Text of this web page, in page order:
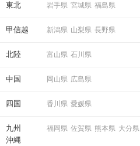
東北 岩手県 宮城県 福島県
甲信越 新潟県 山梨県 長野県
北陸 富山県 石川県
中国 岡山県 広島県
四国 香川県 愛媛県
九州
沖縄
福岡県 佐賀県 熊本県 大分県